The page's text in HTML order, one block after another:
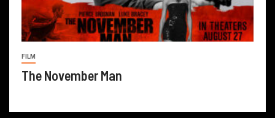
FILM
The November Man